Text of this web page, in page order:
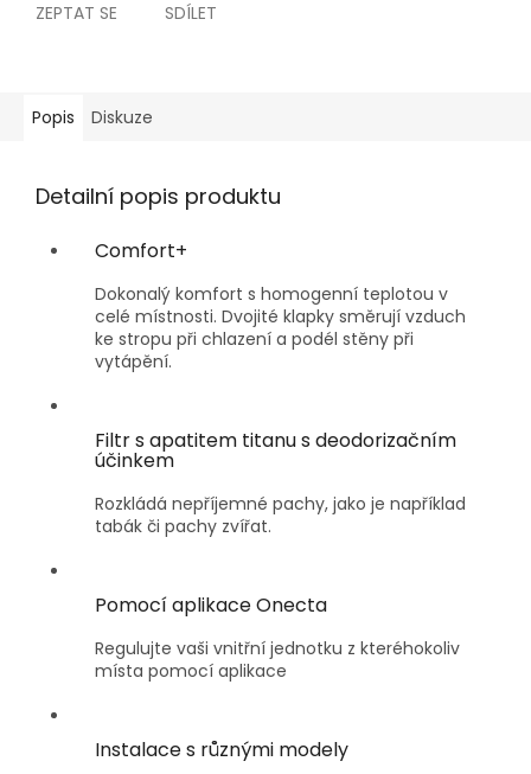
ZEPTAT SE SDÍLET
Popis Diskuze
Detailní popis produktu
Comfort+
Dokonalý komfort s homogenní teplotou v
celé místnosti. Dvojité klapky směrují vzduch
ke stropu při chlazení a podél stěny při
vytápění.
Filtr s apatitem titanu s deodorizačním
účinkem
Rozkládá nepříjemné pachy, jako je například
tabák či pachy zvířat.
Pomocí aplikace Onecta
Regulujte vaši vnitřní jednotku z kteréhokoliv
místa pomocí aplikace
Instalace s různými modely